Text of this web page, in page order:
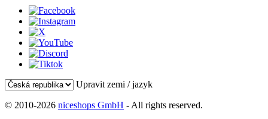
Upravit zemi / jazyk
© 2010-2026 niceshops GmbH - All rights reserved.